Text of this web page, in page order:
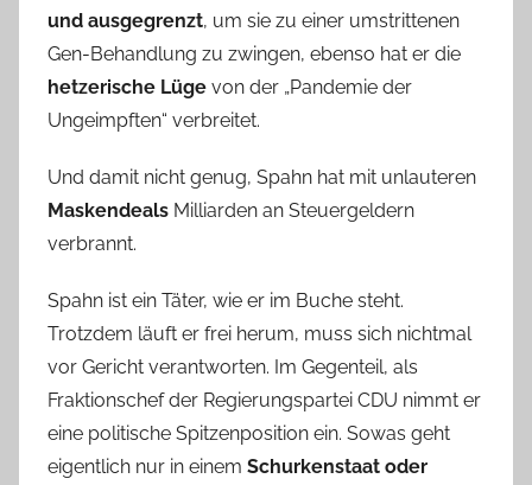
und ausgegrenzt, um sie zu einer umstrittenen
Gen-Behandlung zu zwingen, ebenso hat er die
hetzerische Lüge von der „Pandemie der
Ungeimpften“ verbreitet.
Und damit nicht genug, Spahn hat mit unlauteren
Maskendeals Milliarden an Steuergeldern
verbrannt.
Spahn ist ein Täter, wie er im Buche steht.
Trotzdem läuft er frei herum, muss sich nichtmal
vor Gericht verantworten. Im Gegenteil, als
Fraktionschef der Regierungspartei CDU nimmt er
eine politische Spitzenposition ein. Sowas geht
eigentlich nur in einem Schurkenstaat oder